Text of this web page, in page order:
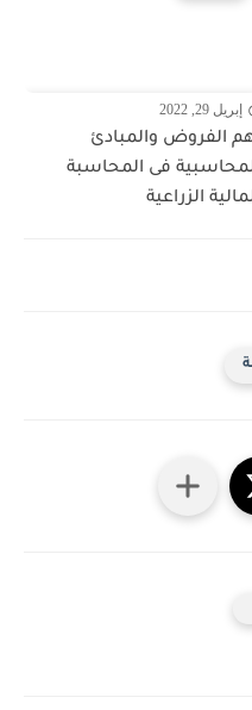
إبريل 29, 2022
الفروض والمبادئ
فى المحاسبة
الزراعية